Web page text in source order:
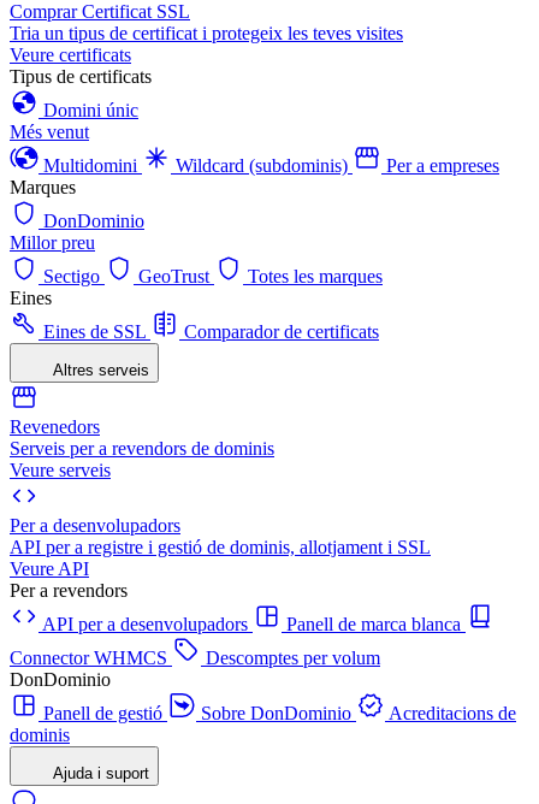
Comprar Certificat SSL
Tria un tipus de certificat i protegeix les teves visites
Veure certificats
Tipus de certificats
Domini únic
Més venut
Multidomini
Wildcard (subdominis)
Per a empreses
Marques
DonDominio
Millor preu
Sectigo
GeoTrust
Totes les marques
Eines
Eines de SSL
Comparador de certificats
Altres serveis
Revenedors
Serveis per a revendors de dominis
Veure serveis
Per a desenvolupadors
API per a registre i gestió de dominis, allotjament i SSL
Veure API
Per a revendors
API per a desenvolupadors
Panell de marca blanca
Connector WHMCS
Descomptes per volum
DonDominio
Panell de gestió
Sobre DonDominio
Acreditacions de
dominis
Ajuda i suport